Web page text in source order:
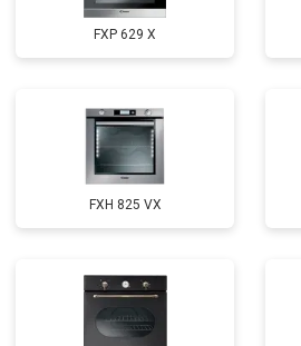
FXP 629 X
FXH 825 VX